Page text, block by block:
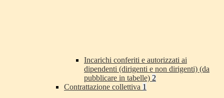
Incarichi conferiti e autorizzati ai
dipendenti (dirigenti e non dirigenti) (da
pubblicare in tabelle) 2
Contrattazione collettiva 1